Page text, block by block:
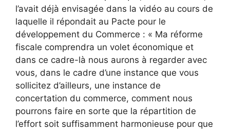
l’avait déjà envisagée dans la vidéo au cours de
laquelle il répondait au Pacte pour le
développement du Commerce : « Ma réforme
fiscale comprendra un volet économique et
dans ce cadre-là nous aurons à regarder avec
vous, dans le cadre d’une instance que vous
sollicitez d’ailleurs, une instance de
concertation du commerce, comment nous
pourrons faire en sorte que la répartition de
l’effort soit suffisamment harmonieuse pour que